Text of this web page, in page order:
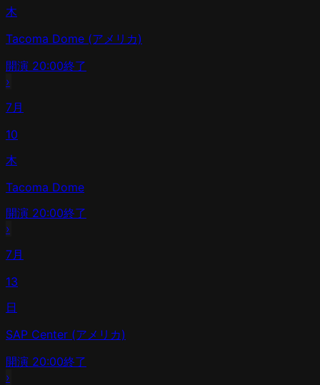
木
Tacoma Dome (アメリカ)
開演 20:00終了
›
7月
10
木
Tacoma Dome
開演 20:00終了
›
7月
13
日
SAP Center (アメリカ)
開演 20:00終了
›